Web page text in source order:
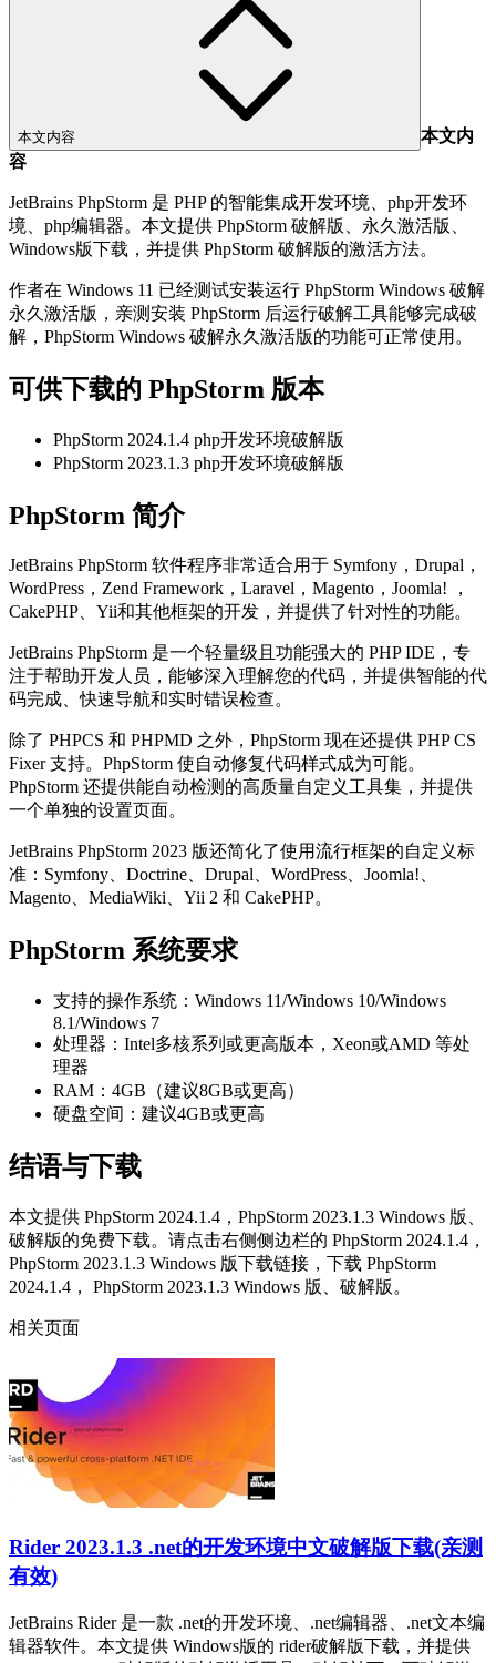
本文内容
本文内
容
JetBrains PhpStorm 是 PHP 的智能集成开发环境、php开发环
境、php编辑器。本文提供 PhpStorm 破解版、永久激活版、
Windows版下载，并提供 PhpStorm 破解版的激活方法。
作者在 Windows 11 已经测试安装运行 PhpStorm Windows 破解
永久激活版，亲测安装 PhpStorm 后运行破解工具能够完成破
解，PhpStorm Windows 破解永久激活版的功能可正常使用。
可供下载的 PhpStorm 版本
PhpStorm 2024.1.4 php开发环境破解版
PhpStorm 2023.1.3 php开发环境破解版
PhpStorm 简介
JetBrains PhpStorm 软件程序非常适合用于 Symfony，Drupal，
WordPress，Zend Framework，Laravel，Magento，Joomla! ，
CakePHP、Yii和其他框架的开发，并提供了针对性的功能。
JetBrains PhpStorm 是一个轻量级且功能强大的 PHP IDE，专
注于帮助开发人员，能够深入理解您的代码，并提供智能的代
码完成、快速导航和实时错误检查。
除了 PHPCS 和 PHPMD 之外，PhpStorm 现在还提供 PHP CS
Fixer 支持。PhpStorm 使自动修复代码样式成为可能。
PhpStorm 还提供能自动检测的高质量自定义工具集，并提供
一个单独的设置页面。
JetBrains PhpStorm 2023 版还简化了使用流行框架的自定义标
准：Symfony、Doctrine、Drupal、WordPress、Joomla!、
Magento、MediaWiki、Yii 2 和 CakePHP。
PhpStorm 系统要求
支持的操作系统：Windows 11/Windows 10/Windows
8.1/Windows 7
处理器：Intel多核系列或更高版本，Xeon或AMD 等处
理器
RAM：4GB（建议8GB或更高）
硬盘空间：建议4GB或更高
结语与下载
本文提供 PhpStorm 2024.1.4，PhpStorm 2023.1.3 Windows 版、
破解版的免费下载。请点击右侧侧边栏的 PhpStorm 2024.1.4，
PhpStorm 2023.1.3 Windows 版下载链接，下载 PhpStorm
2024.1.4， PhpStorm 2023.1.3 Windows 版、破解版。
相关页面
Rider 2023.1.3 .net的开发环境中文破解版下载(亲测
有效)
JetBrains Rider 是一款 .net的开发环境、.net编辑器、.net文本编
辑器软件。本文提供 Windows版的 rider破解版下载，并提供